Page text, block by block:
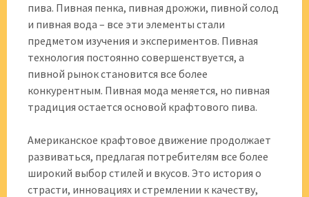
пива. Пивная пенка, пивная дрожжи, пивной солод
и пивная вода – все эти элементы стали
предметом изучения и экспериментов. Пивная
технология постоянно совершенствуется, а
пивной рынок становится все более
конкурентным. Пивная мода меняется, но пивная
традиция остается основой крафтового пива.
Американское крафтовое движение продолжает
развиваться, предлагая потребителям все более
широкий выбор стилей и вкусов. Это история о
страсти, инновациях и стремлении к качеству,